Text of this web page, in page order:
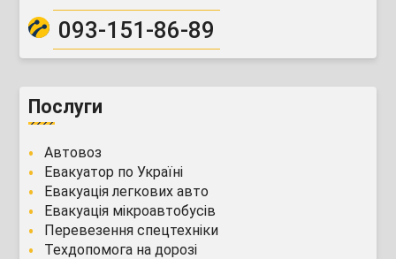
093-151-86-89
Послуги
Автовоз
Евакуатор по Україні
Евакуація легкових авто
Евакуація мікроавтобусів
Перевезення спецтехніки
Техдопомога на дорозі